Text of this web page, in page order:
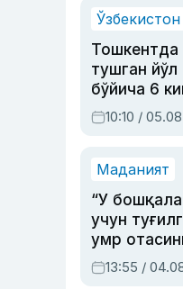
Ўзбекистон
Тошкентда
тушган
бўйича 6
ҳукми
10:10 /
Маданият
“У
учун
умр
актриса ва
устаси
13:55 /